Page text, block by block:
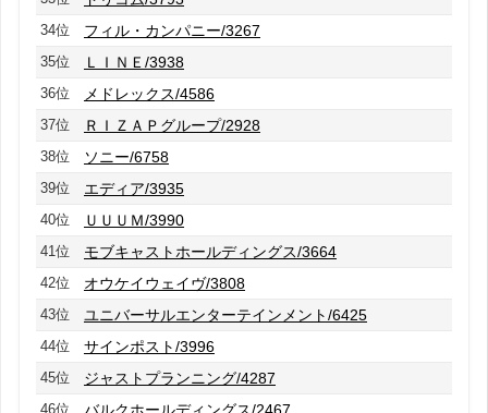
34位 フィル・カンパニー/3267
35位 ＬＩＮＥ/3938
36位 メドレックス/4586
37位 ＲＩＺＡＰグループ/2928
38位 ソニー/6758
39位 エディア/3935
40位 ＵＵＵＭ/3990
41位 モブキャストホールディングス/3664
42位 オウケイウェイヴ/3808
43位 ユニバーサルエンターテインメント/6425
44位 サインポスト/3996
45位 ジャストプランニング/4287
46位